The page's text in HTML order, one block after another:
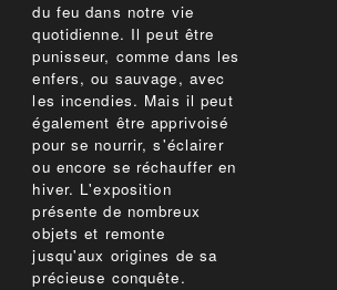
du feu dans notre vie
quotidienne. Il peut être
punisseur, comme dans les
enfers, ou sauvage, avec
les incendies. Mais il peut
également être apprivoisé
pour se nourrir, s'éclairer
ou encore se réchauffer en
hiver. L'exposition
présente de nombreux
objets et remonte
jusqu'aux origines de sa
précieuse conquête.